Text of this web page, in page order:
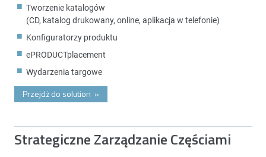
Tworzenie katalogów
(CD, katalog drukowany, online, aplikacja w telefonie)
Konfiguratorzy produktu
ePRODUCTplacement
Wydarzenia targowe
Przejdż do solution »
Strategiczne Zarządzanie Częściami